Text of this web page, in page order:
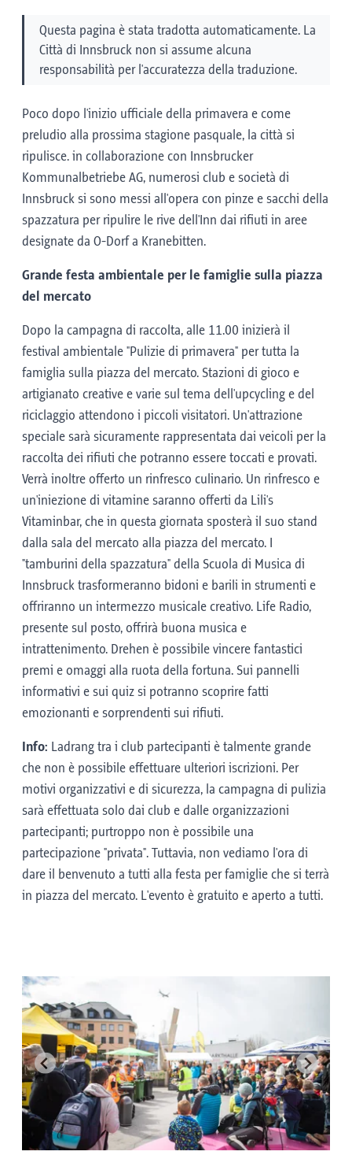
Questa pagina è stata tradotta automaticamente. La
Città di Innsbruck non si assume alcuna
responsabilità per l'accuratezza della traduzione.
Poco dopo l'inizio ufficiale della primavera e come
preludio alla prossima stagione pasquale, la città si
ripulisce. in collaborazione con Innsbrucker
Kommunalbetriebe AG, numerosi club e società di
Innsbruck si sono messi all'opera con pinze e sacchi della
spazzatura per ripulire le rive dell'Inn dai rifiuti in aree
designate da O-Dorf a Kranebitten.
Grande festa ambientale per le famiglie sulla piazza
del mercato
Dopo la campagna di raccolta, alle 11.00 inizierà il
festival ambientale "Pulizie di primavera" per tutta la
famiglia sulla piazza del mercato. Stazioni di gioco e
artigianato creative e varie sul tema dell'upcycling e del
riciclaggio attendono i piccoli visitatori. Un'attrazione
speciale sarà sicuramente rappresentata dai veicoli per la
raccolta dei rifiuti che potranno essere toccati e provati.
Verrà inoltre offerto un rinfresco culinario. Un rinfresco e
un'iniezione di vitamine saranno offerti da Lili's
Vitaminbar, che in questa giornata sposterà il suo stand
dalla sala del mercato alla piazza del mercato. I
"tamburini della spazzatura" della Scuola di Musica di
Innsbruck trasformeranno bidoni e barili in strumenti e
offriranno un intermezzo musicale creativo. Life Radio,
presente sul posto, offrirà buona musica e
intrattenimento. Drehen è possibile vincere fantastici
premi e omaggi alla ruota della fortuna. Sui pannelli
informativi e sui quiz si potranno scoprire fatti
emozionanti e sorprendenti sui rifiuti.
Info: Ladrang tra i club partecipanti è talmente grande
che non è possibile effettuare ulteriori iscrizioni. Per
motivi organizzativi e di sicurezza, la campagna di pulizia
sarà effettuata solo dai club e dalle organizzazioni
partecipanti; purtroppo non è possibile una
partecipazione "privata". Tuttavia, non vediamo l'ora di
dare il benvenuto a tutti alla festa per famiglie che si terrà
in piazza del mercato. L'evento è gratuito e aperto a tutti.